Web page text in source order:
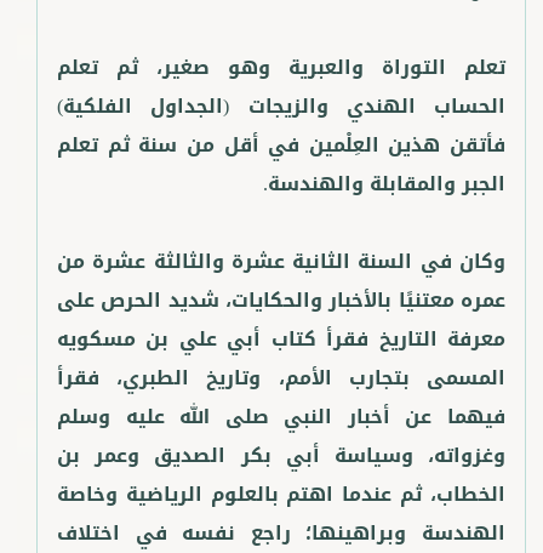
تعلم التوراة والعبرية وهو صغير، ثم تعلم
الحساب الهندي والزيجات (الجداول الفلكية)
فأتقن هذين العِلْمين في أقل من سنة ثم تعلم
وكان في السنة الثانية عشرة والثالثة عشرة من
عمره معتنيًا بالأخبار والحكايات، شديد الحرص على
معرفة التاريخ فقرأ كتاب أبي علي بن مسكويه
المسمى بتجارب الأمم، وتاريخ الطبري، فقرأ
فيهما عن أخبار النبي صلى الله عليه وسلم
وغزواته، وسياسة أبي بكر الصديق وعمر بن
الخطاب، ثم عندما اهتم بالعلوم الرياضية وخاصة
الهندسة وبراهينها؛ راجع نفسه في اختلاف